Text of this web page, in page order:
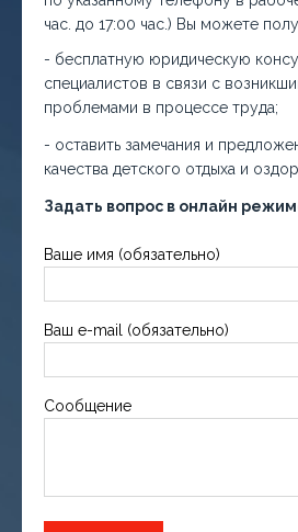
час. до 17:00 час.) Вы можете
- бесплатную юридическую
специалистов в связи с
проблемами в процессе труда;
- оставить замечания и
качества детского отдыха и
Задать вопрос в онлайн
Ваше имя (обязательно)
Ваш e-mail (обязательно)
Сообщение